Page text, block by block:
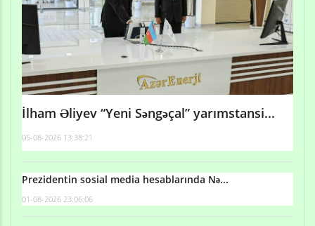
İlham Əliyev “Yeni Səngəçal” yarımstansi...
05-08-2026 13:38:21
Prezidentin sosial media hesablarında Nə...
01-08-2026 23:06:06